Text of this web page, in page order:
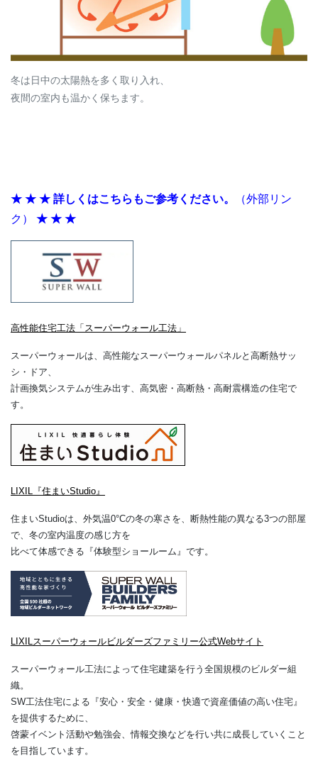
冬は日中の太陽熱を多く取り入れ、
夜間の室内も温かく保ちます。
★ ★ ★ 詳しくはこちらもご参考ください。
（外部リン
ク） ★ ★ ★
高性能住宅工法「スーパーウォール工法」
スーパーウォールは、高性能なスーパーウォールパネルと高断熱サッ
シ・ドア、
計画換気システムが生み出す、高気密・高断熱・高耐震構造の住宅で
す。
LIXIL『住まいStudio』
住まいStudioは、外気温0°Cの冬の寒さを、断熱性能の異なる3つの部屋
で、冬の室内温度の感じ方を
比べて体感できる『体験型ショールーム』です。
LIXILスーパーウォールビルダーズファミリー公式Webサイト
スーパーウォール工法によって住宅建築を行う全国規模のビルダー組
織。
SW工法住宅による『安心・安全・健康・快適で資産価値の高い住宅』
を提供するために、
啓蒙イベント活動や勉強会、情報交換などを行い共に成長していくこと
を目指しています。